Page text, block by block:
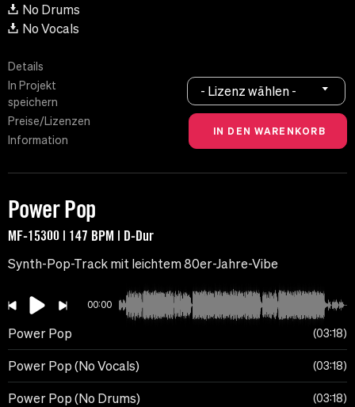
No Drums
No Vocals
Details
In Projekt
speichern
Preise/Lizenzen
Information
- Lizenz wählen -
Power Pop
MF-15300 | 147 BPM | D-Dur
Synth-Pop-Track mit leichtem 80er-Jahre-Vibe
00:00
Power Pop 03:18
Power Pop (No Vocals) 03:18
Power Pop (No Drums) 03:18